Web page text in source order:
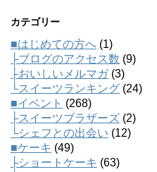
カテゴリー
■はじめての方へ (1)
├ブログのアクセス数 (9)
├おいしいメルマガ(3)
└スイーツランキング (24)
■イベント (268)
├スイーツブラザーズ (2)
└シェフとの出会い (12)
■ケーキ (49)
├ショートケーキ (63)